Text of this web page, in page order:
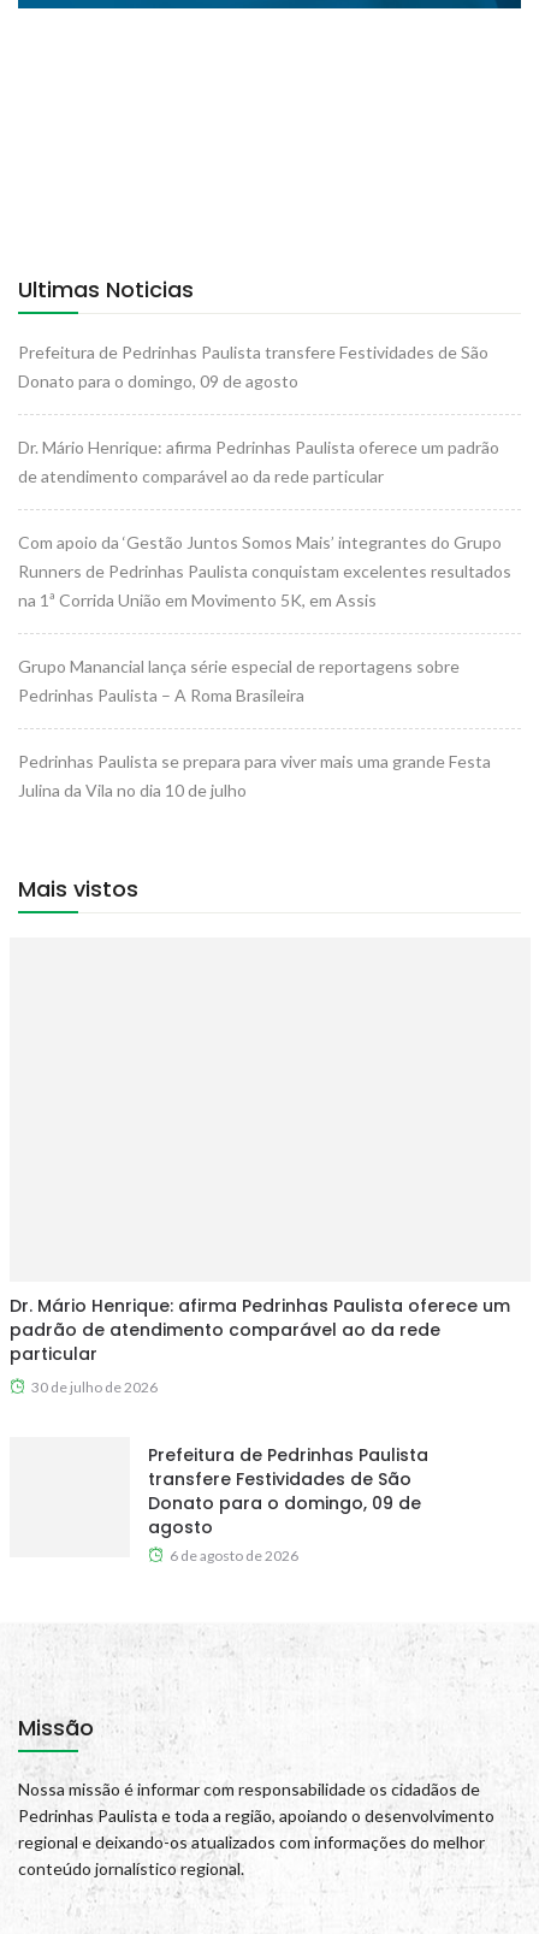
Ultimas Noticias
Prefeitura de Pedrinhas Paulista transfere Festividades de São
Donato para o domingo, 09 de agosto
Dr. Mário Henrique: afirma Pedrinhas Paulista oferece um padrão
de atendimento comparável ao da rede particular
Com apoio da ‘Gestão Juntos Somos Mais’ integrantes do Grupo
Runners de Pedrinhas Paulista conquistam excelentes resultados
na 1ª Corrida União em Movimento 5K, em Assis
Grupo Manancial lança série especial de reportagens sobre
Pedrinhas Paulista – A Roma Brasileira
Pedrinhas Paulista se prepara para viver mais uma grande Festa
Julina da Vila no dia 10 de julho
Mais vistos
Dr. Mário Henrique: afirma Pedrinhas Paulista oferece um
padrão de atendimento comparável ao da rede
particular
30 de julho de 2026
Prefeitura de Pedrinhas Paulista
transfere Festividades de São
Donato para o domingo, 09 de
agosto
6 de agosto de 2026
Missão
Nossa missão é informar com responsabilidade os cidadãos de
Pedrinhas Paulista e toda a região, apoiando o desenvolvimento
regional e deixando-os atualizados com informações do melhor
conteúdo jornalístico regional.